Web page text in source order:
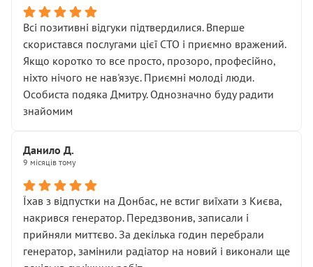
Всі позитивні відгуки підтвердилися. Вперше
скористався послугами цієї СТО і приємно вражений.
Якщо коротко то все просто, прозоро, професійно,
ніхто нічого не нав'язує. Приємні молоді люди.
Особиста подяка Дмитру. Однозначно буду радити
знайомим
Данило Д.
9 місяців тому
Їхав з відпустки на Донбас, не встиг виїхати з Києва,
накрився генератор. Передзвонив, записали і
прийняли миттєво. За декілька годин перебрали
генератор, замінили радіатор на новий і виконали ще